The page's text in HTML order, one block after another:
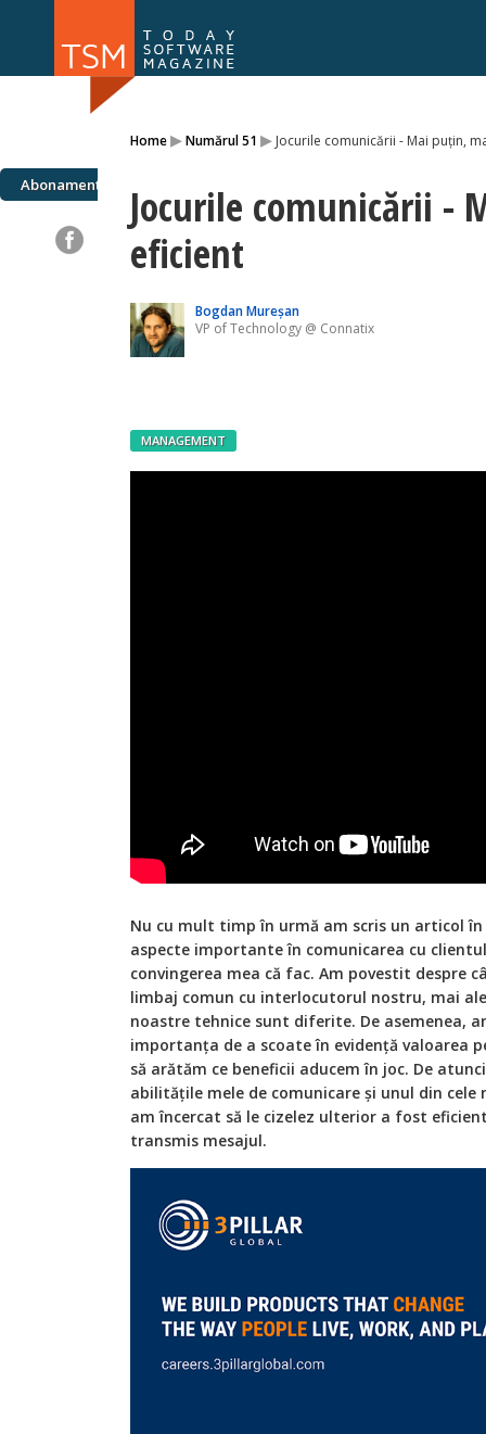
Home▸Numărul 51 ▸ Jocurile comunicării - Mai puțin,
Abonamente
Jocurile comunicării -
eficient
Bogdan Mureşan
VP of Technology @ Connatix
MANAGEMENT
Nu cu mult timp în urmă am scris un articol
aspecte importante în comunicarea cu
convingerea mea că fac. Am povestit despre
limbaj comun cu interlocutorul nostru, mai
noastre tehnice sunt diferite. De asemenea,
importanța de a scoate în evidență valoarea
să arătăm ce beneficii aducem în joc. De
abilitățile mele de comunicare și unul din
am încercat să le cizelez ulterior a fost
transmis mesajul.